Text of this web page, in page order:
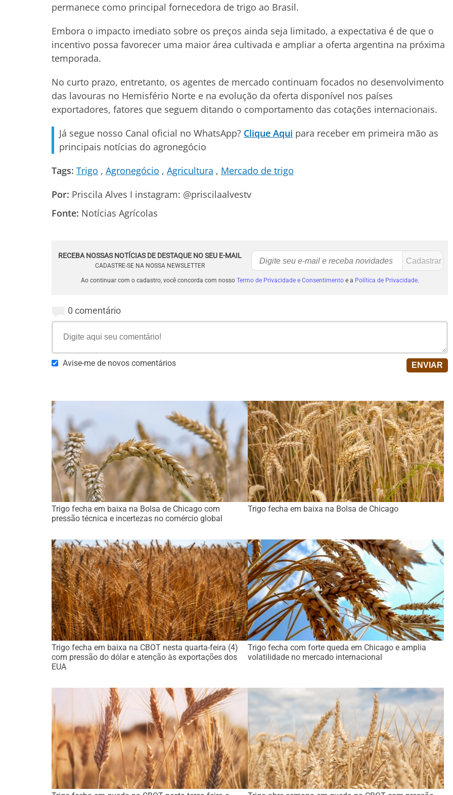
permanece como principal fornecedora de trigo ao Brasil.
Embora o impacto imediato sobre os preços ainda seja limitado, a expectativa é de que o
incentivo possa favorecer uma maior área cultivada e ampliar a oferta argentina na próxima
temporada.
No curto prazo, entretanto, os agentes de mercado continuam focados no desenvolvimento
das lavouras no Hemisfério Norte e na evolução da oferta disponível nos países
exportadores, fatores que seguem ditando o comportamento das cotações internacionais.
Já segue nosso Canal oficial no WhatsApp? Clique Aqui para receber em primeira mão as
principais notícias do agronegócio
Tags: Trigo Agronegócio Agricultura
Mercado de trigo
Por: Priscila Alves I instagram: @priscilaalvestv
Fonte: Notícias Agrícolas
RECEBA NOSSAS NOTÍCIAS DE DESTAQUE NO SEU E-MAIL
CADASTRE-SE NA NOSSA NEWSLETTER
Ao continuar com o cadastro, você concorda com nosso Termo de Privacidade e Consentimentoe a Política de Privacidade.
0 comentário
Avise-me de novos comentários
Trigo fecha em baixa na Bolsa de Chicago com
pressão técnica e incertezas no comércio global
Trigo fecha em baixa na Bolsa de Chicago
Trigo fecha em baixa na CBOT nesta quarta-feira (4)
com pressão do dólar e atenção às exportações dos
EUA
Trigo fecha com forte queda em Chicago e amplia
volatilidade no mercado internacional